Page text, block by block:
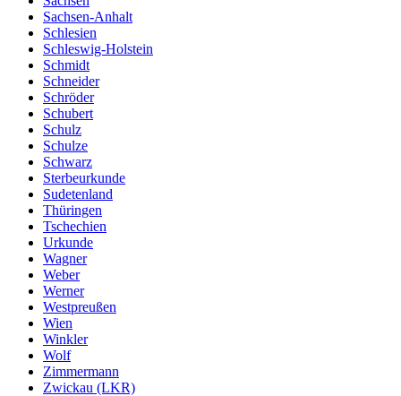
Sachsen-Anhalt
Schlesien
Schleswig-Holstein
Schmidt
Schneider
Schröder
Schubert
Schulz
Schulze
Schwarz
Sterbeurkunde
Sudetenland
Thüringen
Tschechien
Urkunde
Wagner
Weber
Werner
Westpreußen
Wien
Winkler
Wolf
Zimmermann
Zwickau (LKR)